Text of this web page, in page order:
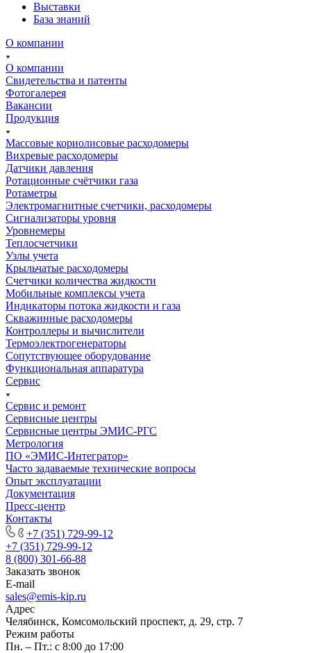
Выставки
База знаний
О компании
О компании
Свидетельства и патенты
Фотогалерея
Вакансии
Продукция
Массовые кориолисовые расходомеры
Вихревые расходомеры
Датчики давления
Ротационные счётчики газа
Ротаметры
Электромагнитные счетчики, расходомеры
Сигнализаторы уровня
Уровнемеры
Теплосчетчики
Узлы учета
Крыльчатые расходомеры
Счетчики количества жидкости
Мобильные комплексы учета
Индикаторы потока жидкости и газа
Скважинные расходомеры
Контроллеры и вычислители
Термоэлектрогенераторы
Сопутствующее оборудование
Функциональная аппаратура
Сервис
Сервис и ремонт
Сервисные центры
Сервисные центры ЭМИС-РГС
Метрология
ПО «ЭМИС-Интегратор»
Часто задаваемые технические вопросы
Опыт эксплуатации
Документация
Пресс-центр
Контакты
+7 (351) 729-99-12
+7 (351) 729-99-12
8 (800) 301-66-88
Заказать звонок
E-mail
sales@emis-kip.ru
Адрес
Челябинск, Комсомольский проспект, д. 29, стр. 7
Режим работы
Пн. – Пт.: с 8:00 до 17:00